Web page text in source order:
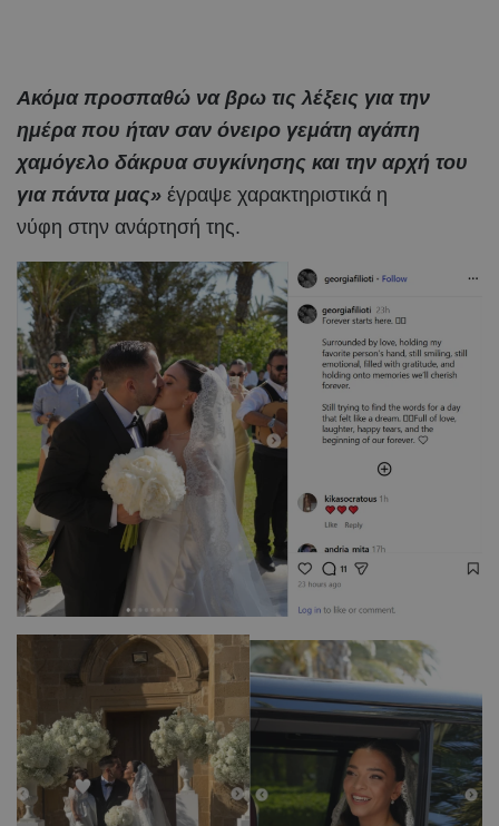
Ακόμα προσπαθώ να βρω τις λέξεις για την
ημέρα που ήταν σαν όνειρο γεμάτη αγάπη
χαμόγελο δάκρυα συγκίνησης και την αρχή του
για πάντα μας» έγραψε χαρακτηριστικά η
νύφη στην ανάρτησή της.